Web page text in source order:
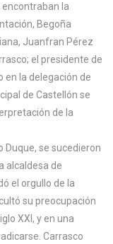
la
Begoña
Juanfran Pérez
el presidente de
en la delegación de
de Castellón se
de la
Duque, se sucedieron
alcaldesa de
el orgullo de la
su preocupación
XXI, y en una
Carrasco